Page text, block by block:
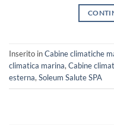
Inserito inCabine climatiche
climatica marina,Cabine
esterna,Soleum Salute SPA